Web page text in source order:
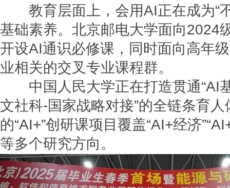
教育层面上，会用AI正在成为“
基础素养。北京邮电大学面向2024
开设AI通识必修课，同时面向高年
业相关的交叉专业课程群。
中国人民大学正在打造贯通“AI
文社科-国家战略对接”的全链条育
的“AI+”创研课项目覆盖“AI+经济
等多个研究方向。